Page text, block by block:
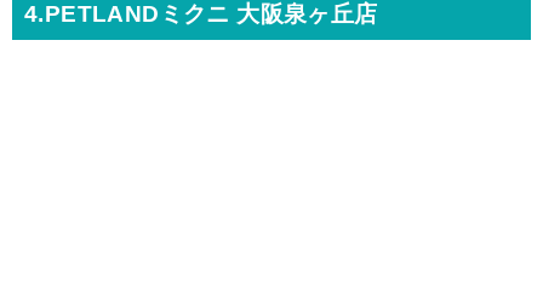
4.PETLANDミクニ 大阪泉ヶ丘店